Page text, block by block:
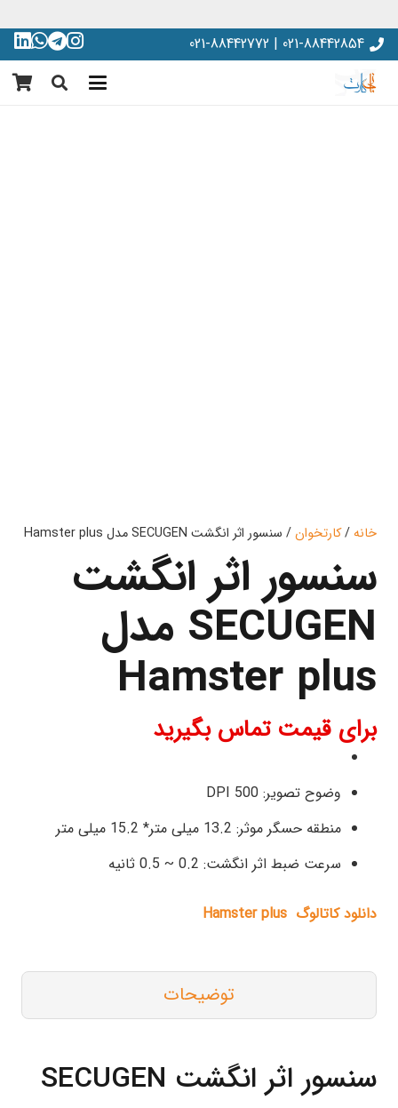
021-88442854 | 021-88442772
خانه/کارتخوان/ سنسور اثر انگشت SECUGEN مدل Hamster plus
سنسور اثر انگشت
SECUGEN مدل
Hamster plus
برای قیمت تماس بگیرید
وضوح تصویر: 500 DPI
منطقه حسگر موثر: 13.2 میلی متر* 15.2 میلی متر
سرعت ضبط اثر انگشت: 0.2 ~ 0.5 ثانیه
دانلود کاتالوگ Hamster plus
توضیحات
سنسور اثر انگشت SECUGEN